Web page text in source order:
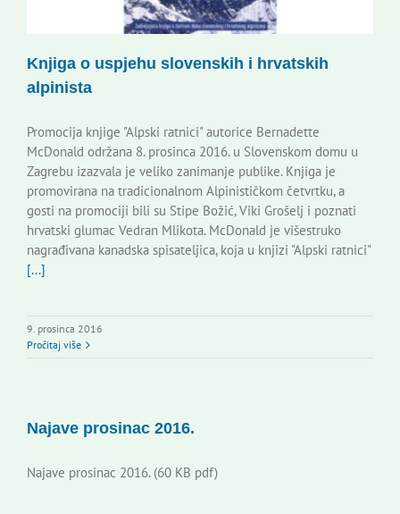
Knjiga o uspjehu slovenskih i hrvatskih
alpinista
Promocija knjige "Alpski ratnici" autorice Bernadette
McDonald održana 8. prosinca 2016. u Slovenskom domu u
Zagrebu izazvala je veliko zanimanje publike. Knjiga je
promovirana na tradicionalnom Alpinističkom četvrtku, a
gosti na promociji bili su Stipe Božić, Viki Grošelj i poznati
hrvatski glumac Vedran Mlikota. McDonald je višestruko
nagrađivana kanadska spisateljica, koja u knjizi "Alpski ratnici"
[...]
9. prosinca 2016
Pročitaj više
Najave prosinac 2016.
Najave prosinac 2016. (60 KB pdf)